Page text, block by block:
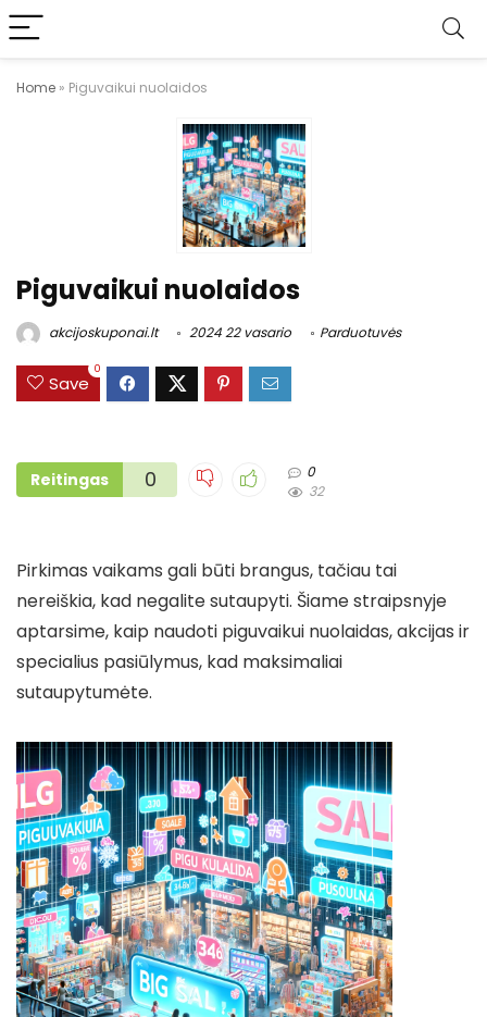
Home » Piguvaikui nuolaidos
Piguvaikui nuolaidos
akcijoskuponai.lt 2024 22 vasario Parduotuvės
Save
0
Reitingas 0
0
32
Pirkimas vaikams gali būti brangus, tačiau tai
nereiškia, kad negalite sutaupyti. Šiame straipsnyje
aptarsime, kaip naudoti piguvaikui nuolaidas, akcijas ir
specialius pasiūlymus, kad maksimaliai
sutaupytumėte.